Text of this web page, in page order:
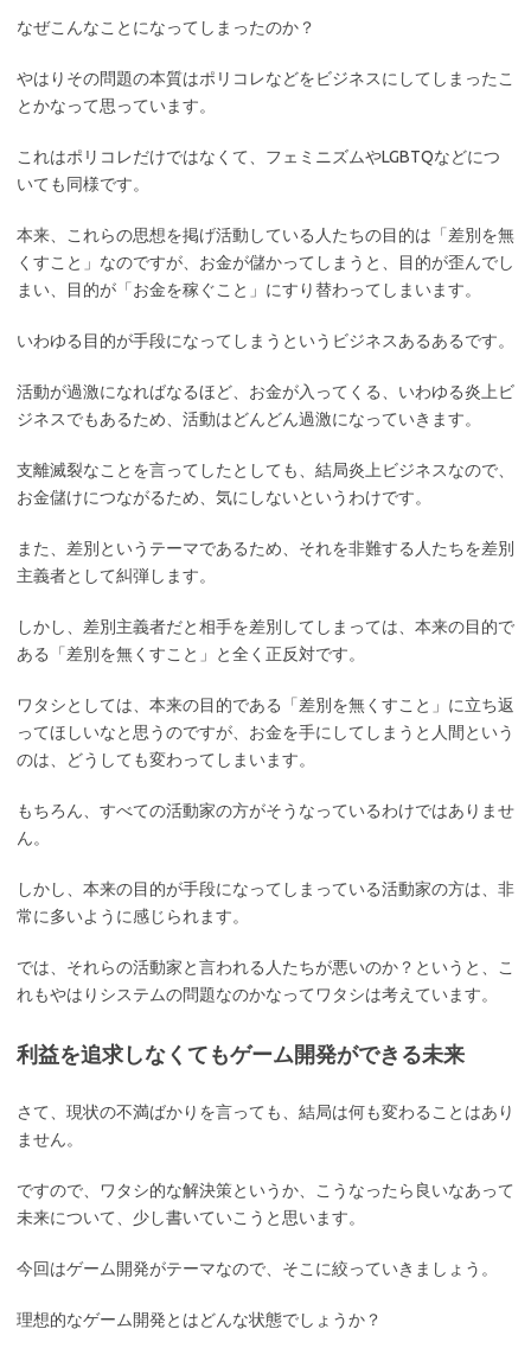
なぜこんなことになってしまったのか？
やはりその問題の本質はポリコレなどをビジネスにしてしまったこ
とかなって思っています。
これはポリコレだけではなくて、フェミニズムやLGBTQなどにつ
いても同様です。
本来、これらの思想を掲げ活動している人たちの目的は「差別を無
くすこと」なのですが、お金が儲かってしまうと、目的が歪んでし
まい、目的が「お金を稼ぐこと」にすり替わってしまいます。
いわゆる目的が手段になってしまうというビジネスあるあるです。
活動が過激になればなるほど、お金が入ってくる、いわゆる炎上ビ
ジネスでもあるため、活動はどんどん過激になっていきます。
支離滅裂なことを言ってしたとしても、結局炎上ビジネスなので、
お金儲けにつながるため、気にしないというわけです。
また、差別というテーマであるため、それを非難する人たちを差別
主義者として糾弾します。
しかし、差別主義者だと相手を差別してしまっては、本来の目的で
ある「差別を無くすこと」と全く正反対です。
ワタシとしては、本来の目的である「差別を無くすこと」に立ち返
ってほしいなと思うのですが、お金を手にしてしまうと人間という
のは、どうしても変わってしまいます。
もちろん、すべての活動家の方がそうなっているわけではありませ
ん。
しかし、本来の目的が手段になってしまっている活動家の方は、非
常に多いように感じられます。
では、それらの活動家と言われる人たちが悪いのか？というと、こ
れもやはりシステムの問題なのかなってワタシは考えています。
利益を追求しなくてもゲーム開発ができる未来
さて、現状の不満ばかりを言っても、結局は何も変わることはあり
ません。
ですので、ワタシ的な解決策というか、こうなったら良いなあって
未来について、少し書いていこうと思います。
今回はゲーム開発がテーマなので、そこに絞っていきましょう。
理想的なゲーム開発とはどんな状態でしょうか？